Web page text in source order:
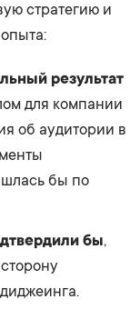
стратегию и
результат
для компании
об аудитории в
бы по
бы,